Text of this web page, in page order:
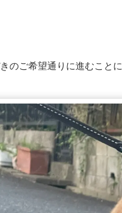
のご希望通りに進むことに